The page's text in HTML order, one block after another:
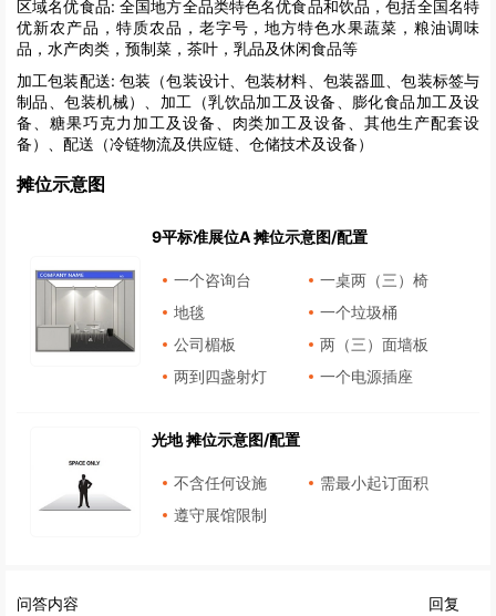
区域名优食品: 全国地方全品类特色名优食品和饮品，包括全国名特
优新农产品，特质农品，老字号，地方特色水果蔬菜，粮油调味
品，水产肉类，预制菜，茶叶，乳品及休闲食品等
加工包装配送: 包装（包装设计、包装材料、包装器皿、包装标签与
制品、包装机械）、加工（乳饮品加工及设备、膨化食品加工及设
备、糖果巧克力加工及设备、肉类加工及设备、其他生产配套设
备）、配送（冷链物流及供应链、仓储技术及设备）
摊位示意图
9平标准展位A 摊位示意图/配置
一个咨询台
一桌两（三）椅
地毯
一个垃圾桶
公司楣板
两（三）面墙板
两到四盏射灯
一个电源插座
光地 摊位示意图/配置
不含任何设施
需最小起订面积
遵守展馆限制
问答内容 回复